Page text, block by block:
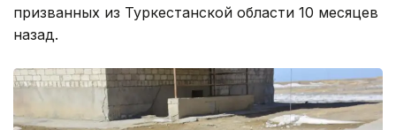
призванных из Туркестанской области 10 месяцев
назад.